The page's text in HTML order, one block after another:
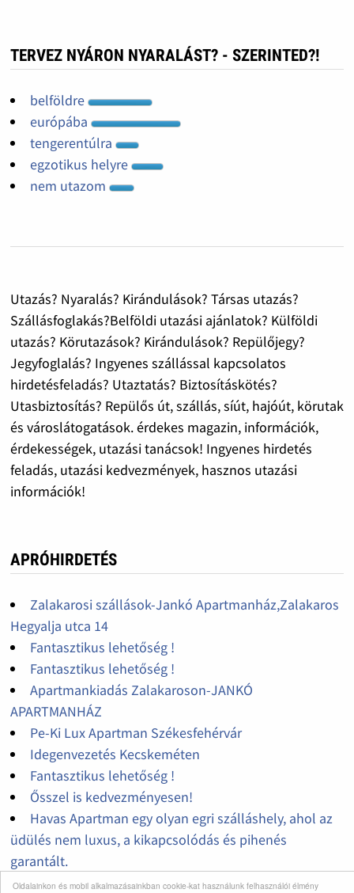
Oldalainkon és mobil alkalmazásainkban cookie-kat használunk felhasználói élmény
TERVEZ NYÁRON NYARALÁST? - SZERINTED?!
belföldre
európába
tengerentúlra
egzotikus helyre
nem utazom
Utazás? Nyaralás? Kirándulások? Társas utazás?
Szállásfoglakás?Belföldi utazási ajánlatok? Külföldi
utazás? Körutazások? Kirándulások? Repülőjegy?
Jegyfoglalás? Ingyenes szállással kapcsolatos
hirdetésfeladás? Utaztatás? Biztosításkötés?
Utasbiztosítás? Repülős út, szállás, síút, hajóút, körutak
és városlátogatások. érdekes magazin, információk,
érdekességek, utazási tanácsok! Ingyenes hirdetés
feladás, utazási kedvezmények, hasznos utazási
információk!
APRÓHIRDETÉS
Zalakarosi szállások-Jankó Apartmanház,Zalakaros
Hegyalja utca 14
Fantasztikus lehetőség !
Fantasztikus lehetőség !
Apartmankiadás Zalakaroson-JANKÓ
APARTMANHÁZ
Pe-Ki Lux Apartman Székesfehérvár
Idegenvezetés Kecskeméten
Fantasztikus lehetőség !
Ősszel is kedvezményesen!
Havas Apartman egy olyan egri szálláshely, ahol az
üdülés nem luxus, a kikapcsolódás és pihenés
garantált.
Nádor u. 29